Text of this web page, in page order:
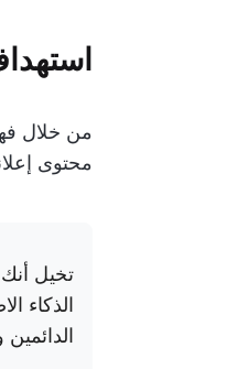
من خلال
محتوى
تخيل
الذكاء